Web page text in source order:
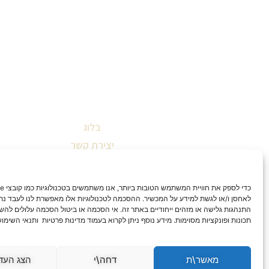
לאחסן ו/או לגשת למידע על המכשיר. ההסכמה לטכנולוגיות אלו מאפשרת לנו לעבד
התנהגות גלישה או מזהים ייחודיים באתר זה. אי הסכמה או ביטול הסכמה עלולים
תכונות ופונקציות מסוימות. מידע נוסף ניתן לקרוא בעמוד מדינות פרטיות ותנאי
מאשר\ת דחה\י הצג
בלוג
יצירת קשר
הצהרת נגישות
מדיניות החזרות וביטולים